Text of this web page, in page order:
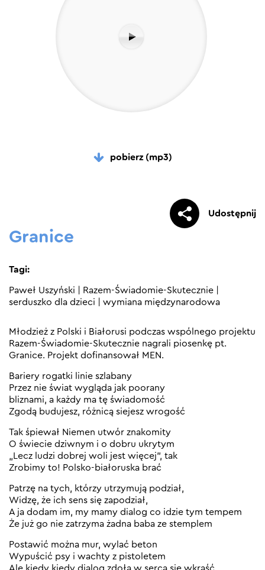
pobierz (mp3)
Udostępnij
Granice
Tagi:
Paweł Uszyński Razem-Świadomie-Skutecznie
serduszko dla dzieci
wymiana międzynarodowa
Młodzież z Polski i Białorusi podczas wspólnego projektu
Razem-Świadomie-Skutecznie nagrali piosenkę pt.
Granice. Projekt dofinansował MEN.
Bariery rogatki linie szlabany
Przez nie świat wygląda jak poorany
bliznami, a każdy ma tę świadomość
Zgodą budujesz, różnicą siejesz wrogość
Tak śpiewał Niemen utwór znakomity
O świecie dziwnym i o dobru ukrytym
„Lecz ludzi dobrej woli jest więcej”, tak
Zrobimy to! Polsko-białoruska brać
Patrzę na tych, którzy utrzymują podział,
Widzę, że ich sens się zapodział,
A ja dodam im, my mamy dialog co idzie tym tempem
Że już go nie zatrzyma żadna baba ze stemplem
Postawić można mur, wylać beton
Wypuścić psy i wachty z pistoletem